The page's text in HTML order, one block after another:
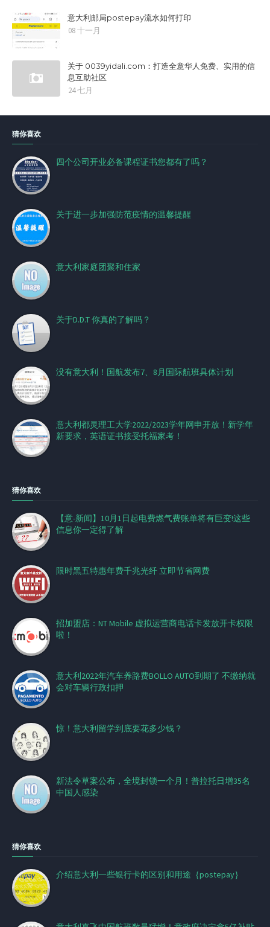
意大利邮局postepay流水如何打印
08 十一月
关于 0039yidali.com：打造全意华人免费、实用的信
息互助社区
24 七月
猜你喜欢
四个公司开业必备课程证书您都有了吗？
关于进一步加强防范疫情的温馨提醒
意大利家庭团聚和住家
关于D.D.T 你真的了解吗？
没有意大利！国航发布7、8月国际航班具体计划
意大利都灵理工大学2022/2023学年网申开放！新学年
新要求，英语证书接受托福家考！
猜你喜欢
【意-新闻】10月1日起电费燃气费账单将有巨变!这些
信息你一定得了解
限时黑五特惠年费千兆光纤 立即节省网费
招加盟店：NT Mobile 虚拟运营商电话卡发放开卡权限
啦！
意大利2022年汽车养路费BOLLO AUTO到期了 不缴纳就
会对车辆行政扣押
惊！意大利留学到底要花多少钱？
新法令草案公布，全境封锁一个月！普拉托日增35名
中国人感染
猜你喜欢
介绍意大利一些银行卡的区别和用途｛postepay｝